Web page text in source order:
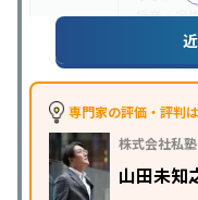
授業・定
総合型選
特徴
中高一貫
応
1科目
※2023年3月調査。小学校
専門家の評価・評判
株式会社私
山田未知